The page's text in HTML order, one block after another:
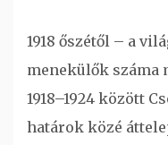
1918 őszétől – a
menekülők száma
1918–1924 között
határok közé